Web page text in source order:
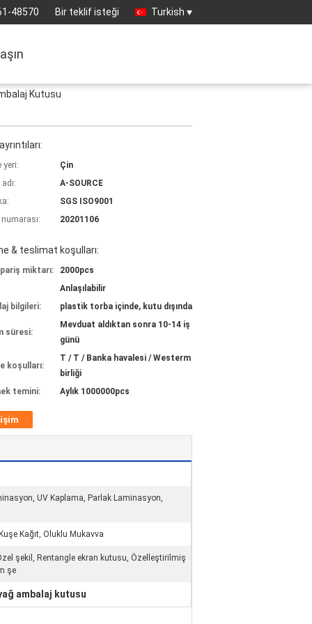
48570 Bir teklif isteği Turkish
Kutusu
yeri:
Çin
A-SOURCE
SGS ISO9001
20201106
& teslimat koşulları:
miktarı:
2000pcs
Anlaşılabilir
bilgileri:
plastik torba içinde, kutu dışında
süresi:
Mevduat aldıktan sonra 10-14 iş
günü
koşulları:
T / T / Banka havalesi / Westerm
birliği
temini:
Aylık 1000000pcs
UV Kaplama, Parlak Laminasyon,
Kağıt, Oluklu Mukavva
şekil, Rentangle ekran kutusu, Özelleştirilmiş
şe
ambalaj kutusu